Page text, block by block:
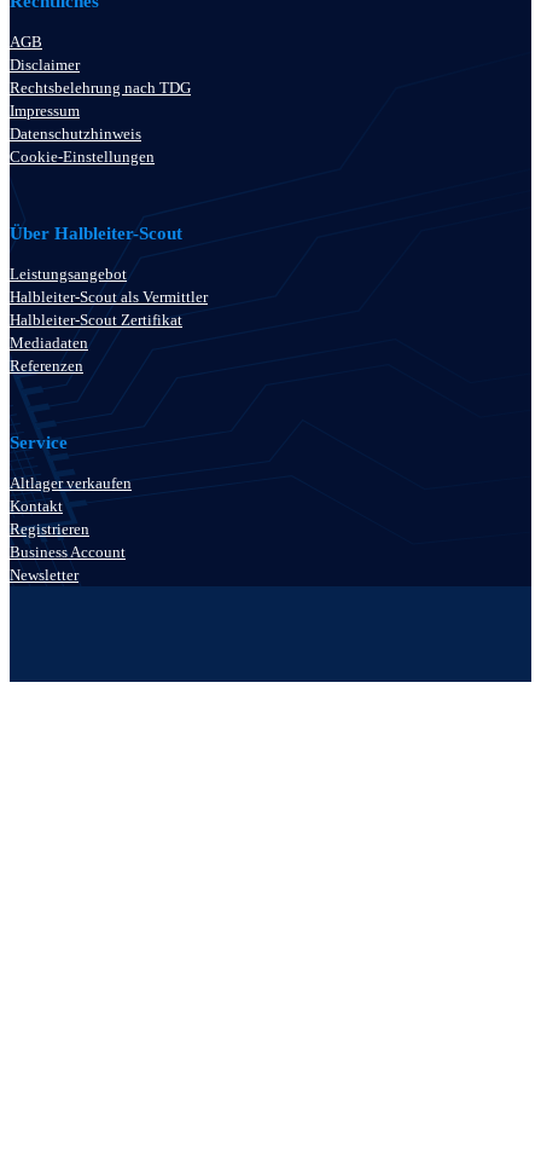
AGB
Disclaimer
Rechtsbelehrung nach TDG
Impressum
Datenschutzhinweis
Cookie-Einstellungen
Über Halbleiter-Scout
Leistungsangebot
Halbleiter-Scout als Vermittler
Halbleiter-Scout Zertifikat
Mediadaten
Referenzen
Service
Altlager verkaufen
Kontakt
Registrieren
Business Account
Newsletter